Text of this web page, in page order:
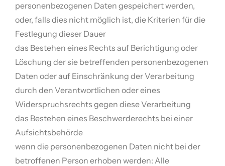
personenbezogenen Daten gespeichert werden,
oder, falls dies nicht möglich ist, die Kriterien für die
Festlegung dieser Dauer
das Bestehen eines Rechts auf Berichtigung oder
Löschung der sie betreffenden personenbezogenen
Daten oder auf Einschränkung der Verarbeitung
durch den Verantwortlichen oder eines
Widerspruchsrechts gegen diese Verarbeitung
das Bestehen eines Beschwerderechts bei einer
Aufsichtsbehörde
wenn die personenbezogenen Daten nicht bei der
betroffenen Person erhoben werden: Alle